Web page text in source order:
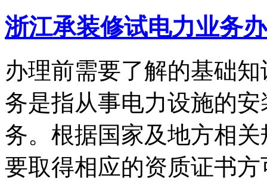
浙江承装修试电力业务
办理前需要了解的基础
务是指从事电力设施的
务。根据国家及地方相
要取得相应的资质证书